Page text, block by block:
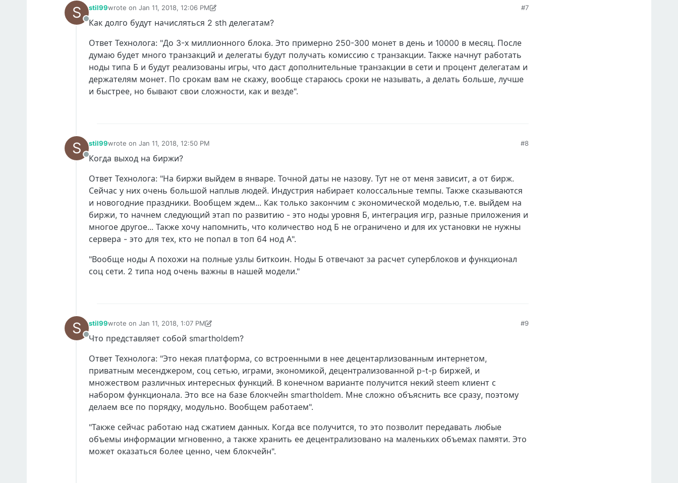
S
Offline
stil99wrote on Jan 11, 2018, 12:06 PM
last edited by stil99Jan 11, 2018, 12:19 PM
#7
Как долго будут начисляться 2 sth делегатам?
Ответ Технолога: "До 3-х миллионного блока. Это примерно 250-300 монет в день и 10000 в месяц. После
думаю будет много транзакций и делегаты будут получать комиссию с транзакции. Также начнут работать
ноды типа Б и будут реализованы игры, что даст дополнительные транзакции в сети и процент делегатам и
держателям монет. По срокам вам не скажу, вообще стараюсь сроки не называть, а делать больше, лучше
и быстрее, но бывают свои сложности, как и везде".
S
Offline
stil99wrote on Jan 11, 2018, 12:50 PM
last edited by
#8
Когда выход на биржи?
Ответ Технолога: "На биржи выйдем в январе. Точной даты не назову. Тут не от меня зависит, а от бирж.
Сейчас у них очень большой наплыв людей. Индустрия набирает колоссальные темпы. Также сказываются
и новогодние праздники. Вообщем ждем... Как только закончим с экономической моделью, т.е. выйдем на
биржи, то начнем следующий этап по развитию - это ноды уровня Б, интеграция игр, разные приложения и
многое другое... Также хочу напомнить, что количество нод Б не ограничено и для их установки не нужны
сервера - это для тех, кто не попал в топ 64 нод А".
"Вообще ноды А похожи на полные узлы биткоин. Ноды Б отвечают за расчет суперблоков и функционал
соц сети. 2 типа нод очень важны в нашей модели."
S
Offline
stil99wrote on Jan 11, 2018, 1:07 PM
last edited by stil99Jan 11, 2018, 1:10 PM
#9
Что представляет собой smartholdem?
Ответ Технолога: "Это некая платформа, со встроенными в нее децентарлизованным интернетом,
приватным месенджером, соц сетью, играми, экономикой, децентрализованной p-t-p биржей, и
множеством различных интересных функций. В конечном варианте получится некий steem клиент с
набором функционала. Это все на базе блокчейн smartholdem. Мне сложно объяснить все сразу, поэтому
делаем все по порядку, модульно. Вообщем работаем".
"Также сейчас работаю над сжатием данных. Когда все получится, то это позволит передавать любые
объемы информации мгновенно, а также хранить ее децентрализовано на маленьких объемах памяти. Это
может оказаться более ценно, чем блокчейн".